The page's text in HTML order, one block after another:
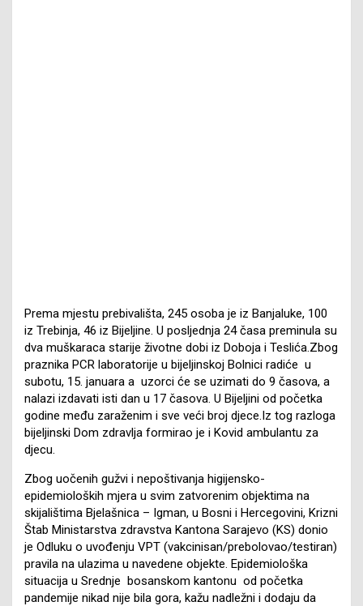
Prema mjestu prebivališta, 245 osoba je iz Banjaluke, 100
iz Trebinja, 46 iz Bijeljine. U posljednja 24 časa preminula su
dva muškaraca starije životne dobi iz Doboja i Teslića.Zbog
praznika PCR laboratorije u bijeljinskoj Bolnici radiće u
subotu, 15. januara a uzorci će se uzimati do 9 časova, a
nalazi izdavati isti dan u 17 časova. U Bijeljini od početka
godine među zaraženim i sve veći broj djece.Iz tog razloga
bijeljinski Dom zdravlja formirao je i Kovid ambulantu za
djecu.
Zbog uočenih gužvi i nepoštivanja higijensko-
epidemioloških mjera u svim zatvorenim objektima na
skijalištima Bjelašnica – Igman, u Bosni i Hercegovini, Krizni
Štab Ministarstva zdravstva Kantona Sarajevo (KS) donio
je Odluku o uvođenju VPT (vakcinisan/prebolovao/testiran)
pravila na ulazima u navedene objekte. Epidemiološka
situacija u Srednje bosanskom kantonu od početka
pandemije nikad nije bila gora, kažu nadležni i dodaju da